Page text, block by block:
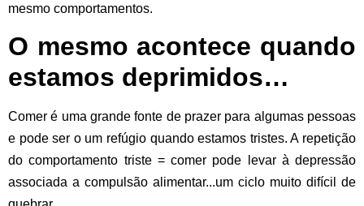
mesmo comportamentos.
O mesmo acontece quando
estamos deprimidos…
Comer é uma grande fonte de prazer para algumas pessoas
e pode ser o um refúgio quando estamos tristes. A repetição
do comportamento triste = comer pode levar à depressão
associada a compulsão alimentar...um ciclo muito difícil de